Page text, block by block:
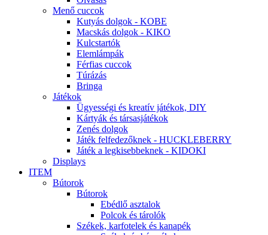
Menő cuccok
Kutyás dolgok - KOBE
Macskás dolgok - KIKO
Kulcstartók
Elemlámpák
Férfias cuccok
Túrázás
Bringa
Játékok
Ügyességi és kreatív játékok, DIY
Kártyák és társasjátékok
Zenés dolgok
Játék felfedezőknek - HUCKLEBERRY
Játék a legkisebbeknek - KIDOKI
Displays
ITEM
Bútorok
Bútorok
Ebédlő asztalok
Polcok és tárolók
Székek, karfotelek és kanapék